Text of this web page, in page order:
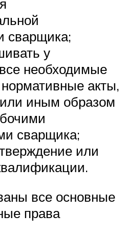
сварщика;
у
необходимые
акты,
иным образом
сварщика;
или
все основные
права